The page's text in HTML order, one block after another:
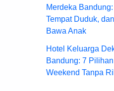
Merdeka
Tempat Duduk,
Bawa Anak
Hotel Keluarga
Bandung: 7
Weekend Tanpa